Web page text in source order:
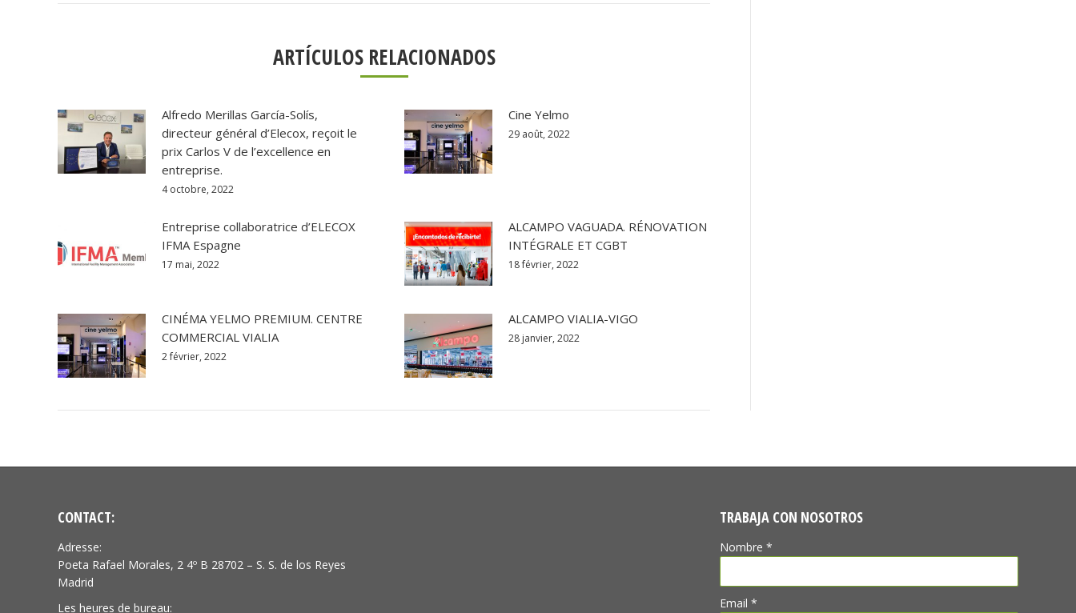
ARTÍCULOS RELACIONADOS
Alfredo Merillas García-Solís,
directeur général d’Elecox, reçoit le
prix Carlos V de l’excellence en
entreprise.
4 octobre, 2022
Cine Yelmo
29 août, 2022
Entreprise collaboratrice d’ELECOX
IFMA Espagne
17 mai, 2022
ALCAMPO VAGUADA. RÉNOVATION
INTÉGRALE ET CGBT
18 février, 2022
CINÉMA YELMO PREMIUM. CENTRE
COMMERCIAL VIALIA
2 février, 2022
ALCAMPO VIALIA-VIGO
28 janvier, 2022
CONTACT:
Adresse:
Poeta Rafael Morales, 2 4º B 28702 – S. S. de los Reyes
Madrid
Les heures de bureau:
TRABAJA CON NOSOTROS
Nombre *
Email *